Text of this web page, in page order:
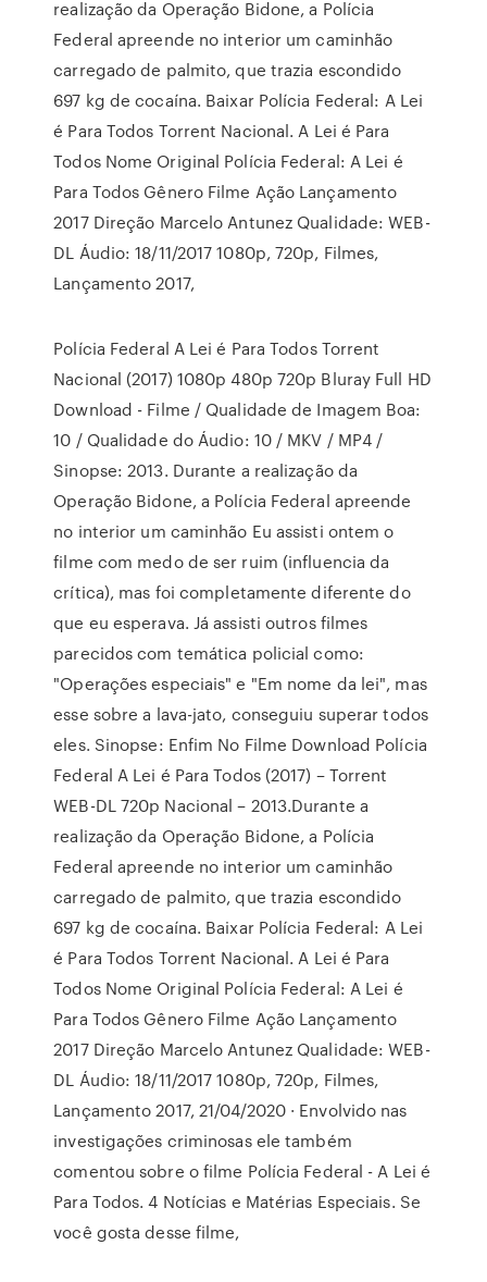
realização da Operação Bidone, a Polícia
Federal apreende no interior um caminhão
carregado de palmito, que trazia escondido
697 kg de cocaína. Baixar Polícia Federal: A Lei
é Para Todos Torrent Nacional. A Lei é Para
Todos Nome Original Polícia Federal: A Lei é
Para Todos Gênero Filme Ação Lançamento
2017 Direção Marcelo Antunez Qualidade: WEB-
DL Áudio: 18/11/2017 1080p, 720p, Filmes,
Lançamento 2017,
Polícia Federal A Lei é Para Todos Torrent
Nacional (2017) 1080p 480p 720p Bluray Full HD
Download - Filme / Qualidade de Imagem Boa:
10 / Qualidade do Áudio: 10 / MKV / MP4 /
Sinopse: 2013. Durante a realização da
Operação Bidone, a Polícia Federal apreende
no interior um caminhão Eu assisti ontem o
filme com medo de ser ruim (influencia da
crítica), mas foi completamente diferente do
que eu esperava. Já assisti outros filmes
parecidos com temática policial como:
"Operações especiais" e "Em nome da lei", mas
esse sobre a lava-jato, conseguiu superar todos
eles. Sinopse: Enfim No Filme Download Polícia
Federal A Lei é Para Todos (2017) – Torrent
WEB-DL 720p Nacional – 2013.Durante a
realização da Operação Bidone, a Polícia
Federal apreende no interior um caminhão
carregado de palmito, que trazia escondido
697 kg de cocaína. Baixar Polícia Federal: A Lei
é Para Todos Torrent Nacional. A Lei é Para
Todos Nome Original Polícia Federal: A Lei é
Para Todos Gênero Filme Ação Lançamento
2017 Direção Marcelo Antunez Qualidade: WEB-
DL Áudio: 18/11/2017 1080p, 720p, Filmes,
Lançamento 2017, 21/04/2020 · Envolvido nas
investigações criminosas ele também
comentou sobre o filme Polícia Federal - A Lei é
Para Todos. 4 Notícias e Matérias Especiais. Se
você gosta desse filme,